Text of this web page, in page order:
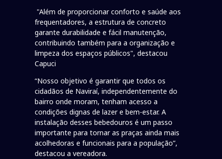
"Além de proporcionar conforto e saúde aos
frequentadores, a estrutura de concreto
garante durabilidade e fácil manutenção,
contribuindo também para a organização e
limpeza dos espaços públicos", destacou
Capuci
“Nosso objetivo é garantir que todos os
cidadãos de Naviraí, independentemente do
bairro onde moram, tenham acesso a
condições dignas de lazer e bem-estar. A
instalação desses bebedouros é um passo
importante para tornar as praças ainda mais
acolhedoras e funcionais para a população”,
destacou a vereadora.